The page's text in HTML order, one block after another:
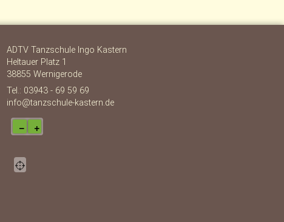
ADTV Tanzschule Ingo Kastern
Heltauer Platz 1
38855 Wernigerode
Tel.: 03943 - 69 59 69
info@tanzschule-kastern.de
+
−